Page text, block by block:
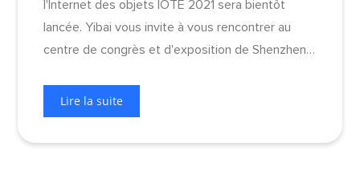
l'Internet des objets IOTE 2021 sera bientôt
lancée. Yibai vous invite à vous rencontrer au
centre de congrès et d'exposition de Shenzhen
La communication favorise le développement, et
Lire la suite